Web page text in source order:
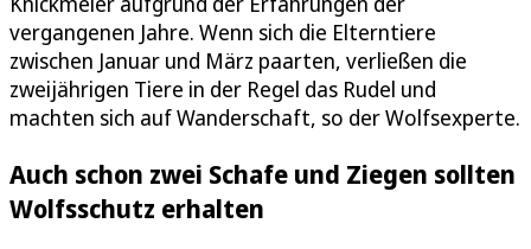
vergangenen Jahre. Wenn sich die Elterntiere
zwischen Januar und März paarten, verließen die
zweijährigen Tiere in der Regel das Rudel und
machten sich auf Wanderschaft, so der Wolfsexperte.
Auch schon zwei Schafe und Ziegen sollten
Wolfsschutz erhalten